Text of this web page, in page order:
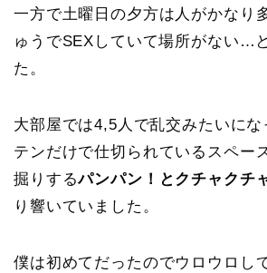
一方で土曜日の夕方は人がかなり
ゅうでSEXしていて場所がない…
た。
大部屋では4,5人で乱交みたいに
テンだけで仕切られているスペー
掘りするパンパン！とクチャクチ
り響いていました。
僕は初めてだったのでウロウロし